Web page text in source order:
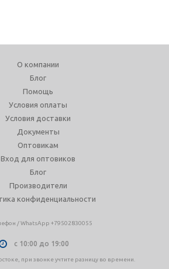
О компании
Блог
Помощь
Условия оплаты
Условия доставки
Документы
Оптовикам
Вход для оптовиков
Блог
Производители
конфиденциальности
/ WhatsApp +79502830055
с 10:00 до 19:00
при звонке учтите разницу во времени.